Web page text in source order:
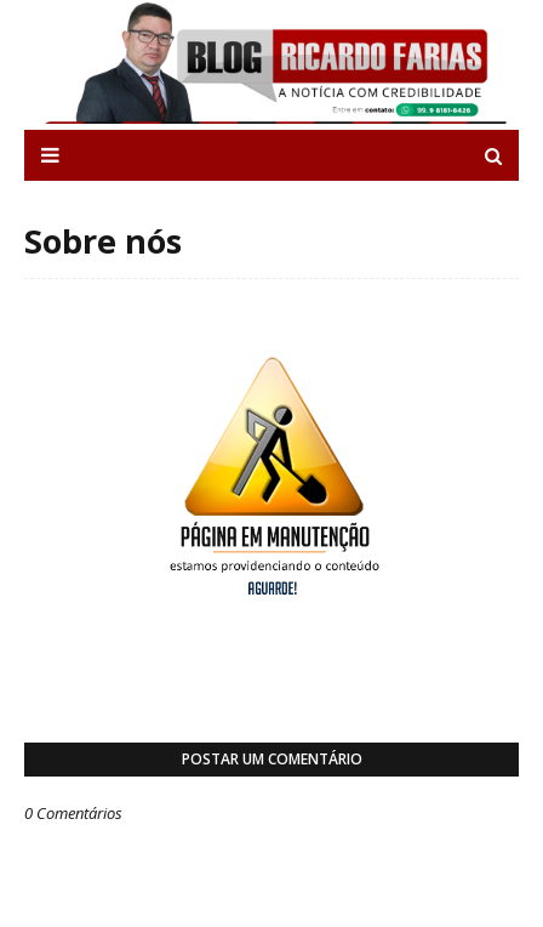
Sobre nós
POSTAR UM COMENTÁRIO
0 Comentários